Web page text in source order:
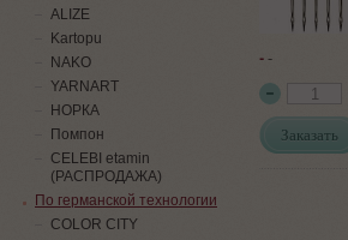
--
Заказать
ALIZE
Kartopu
NAKO
YARNART
НОРКА
Помпон
СELEBI etamin
(РАСПРОДАЖА)
По германской технологии
COLOR CITY